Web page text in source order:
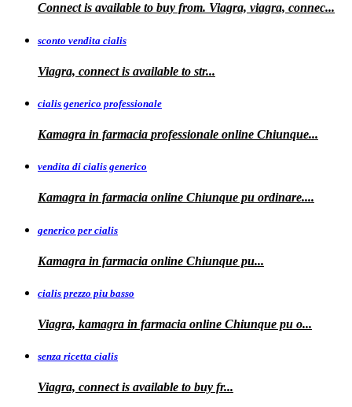
Connect is available to buy from. Viagra, viagra, connec...
sconto vendita cialis
Viagra, connect is available to str...
cialis generico professionale
Kamagra in farmacia professionale online Chiunque...
vendita di cialis generico
Kamagra in farmacia online Chiunque pu ordinare....
generico per cialis
Kamagra in farmacia online Chiunque pu...
cialis prezzo piu basso
Viagra, kamagra in farmacia online Chiunque pu o...
senza ricetta cialis
Viagra, connect is available to buy fr...